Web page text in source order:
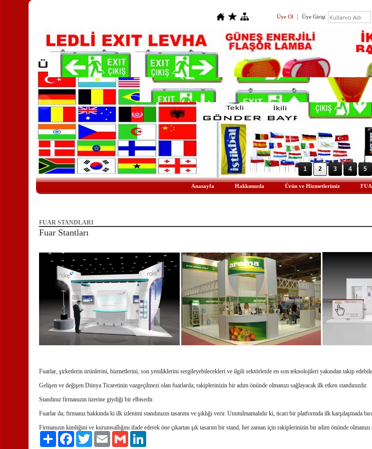
Üye Ol Üye Girişi
1 2 3 4 5
Anasayfa Hakkımızda Ürün ve Hizmetlerimiz
FUAR STANDLARI
Fuar Stantları
Fuarlar, şirketlerin ürünlerini, hizmetlerini, son yeniliklerini sergileyebilecekleri ve ilgili sektörlerde en son teknolojileri yakından takip
Gelişen ve değişen Dünya Ticaretinin vazgeçilmezi olan fuarlarda; rakiplerinizin bir adım önünde olmanızı sağlayacak ilk etken standınızdır.
Standınız firmanızın üzerine giydiği bir elbisedir.
Fuarlar da; firmanız hakkında ki ilk izlenimi standınızın tasarımı ve şıklığı verir. Unutulmamalıdır ki, ticari bir platformda ilk karşılaşmada
Firmanızın kimliğini ve kurumsallığını ifade ederek öne çıkartan şık tasarım bir stand, her zaman için rakiplerinizin bir adım önünde olmanızı
Paylaş
FacebookTwitter Email Gmail